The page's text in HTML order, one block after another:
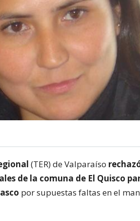
(TER) de Valparaíso
de la comuna de El Quisco
por supuestas faltas en el